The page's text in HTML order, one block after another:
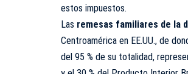
estos impuestos.
Las remesas familiares de la
Centroamérica en EE.UU., de
del 95 % de su totalidad,